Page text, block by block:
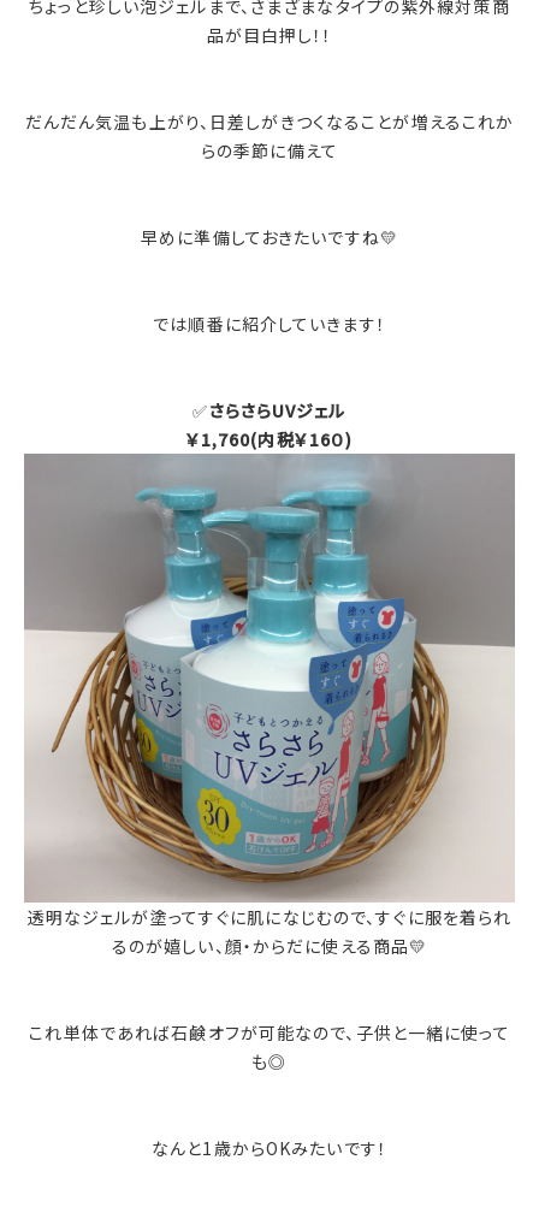
ちょっと珍しい泡ジェルまで、さまざまなタイプの紫外線対策商
品が目白押し！！
だんだん気温も上がり、日差しがきつくなることが増えるこれか
らの季節に備えて
早めに準備しておきたいですね💛
では順番に紹介していきます！
✅さらさらUVジェル
￥1,760(内税￥16０)
透明なジェルが塗ってすぐに肌になじむので、すぐに服を着られ
るのが嬉しい、顔・からだに使える商品💛
これ単体であれば石鹸オフが可能なので、子供と一緒に使って
も◎
なんと1歳からOKみたいです！